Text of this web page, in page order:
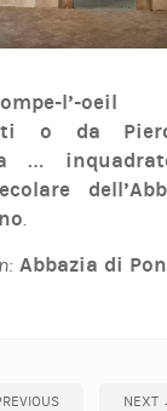
l’-oeil
o da
…
.
Abbazia di
NEXT